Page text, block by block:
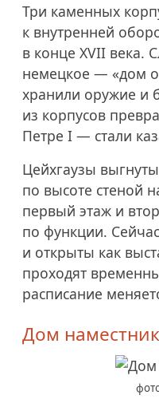
Три каменных
к внутренней
в конце XVII века.
немецкое — «дом
хранили оружие и
из корпусов
Петре I — стали
Цейхгаузы
по высоте стеной
первый этаж и
по функции.
и открыты как
проходят
расписание
Дом